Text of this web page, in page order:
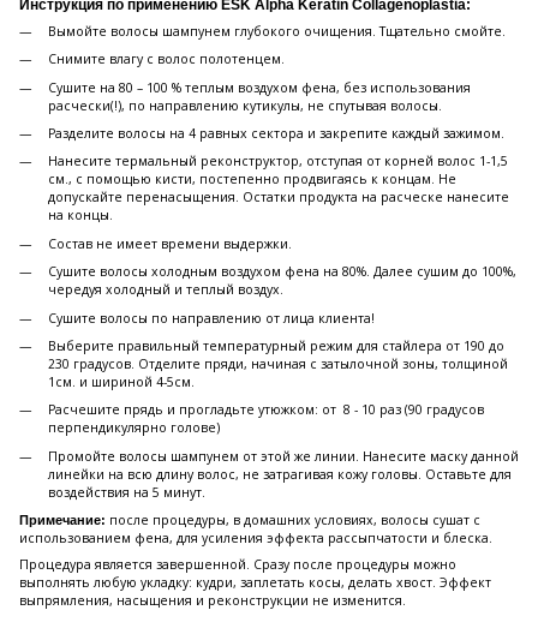
Инструкция по применению ESK Alpha Keratin Collagenoplastia:
Вымойте волосы шампунем глубокого очищения. Тщательно смойте.
Снимите влагу с волос полотенцем.
Сушите на 80 – 100 % теплым воздухом фена, без использования
расчески(!), по направлению кутикулы, не спутывая волосы.
Разделите волосы на 4 равных сектора и закрепите каждый зажимом.
Нанесите термальный реконструктор, отступая от корней волос 1-1,5
см., с помощью кисти, постепенно продвигаясь к концам. Не
допускайте перенасыщения. Остатки продукта на расческе нанесите
на концы.
Состав не имеет времени выдержки.
Сушите волосы холодным воздухом фена на 80%. Далее сушим до 100%,
чередуя холодный и теплый воздух.
Сушите волосы по направлению от лица клиента!
Выберите правильный температурный режим для стайлера от 190 до
230 градусов. Отделите пряди, начиная с затылочной зоны, толщиной
1см. и шириной 4-5см.
Расчешите прядь и прогладьте утюжком: от 8 - 10 раз (90 градусов
перпендикулярно голове)
Промойте волосы шампунем от этой же линии. Нанесите маску данной
линейки на всю длину волос, не затрагивая кожу головы. Оставьте для
воздействия на 5 минут.
Примечание: после процедуры, в домашних условиях, волосы сушат с
использованием фена, для усиления эффекта рассыпчатости и блеска.
Процедура является завершенной. Сразу после процедуры можно
выполнять любую укладку: кудри, заплетать косы, делать хвост. Эффект
выпрямления, насыщения и реконструкции не изменится.